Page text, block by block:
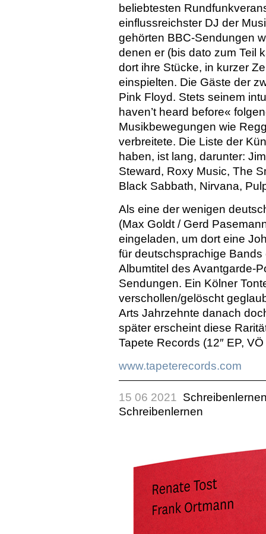
beliebtesten
einflussreichster DJ der
gehörten BBC-Sendungen
denen er (bis dato zum Teil
dort ihre Stücke, in kurzer
einspielten. Die Gäste der
Pink Floyd. Stets seinem
haven’t heard before«
Musikbewegungen wie
verbreitete. Die Liste der
haben, ist lang, darunter:
Steward, Roxy Music, The
Black Sabbath, Nirvana,
Als eine der wenigen
(Max Goldt / Gerd
eingeladen, um dort eine
für deutschsprachige
Albumtitel des Avantgarde-
Sendungen. Ein Kölner
verschollen/gelöscht
Arts Jahrzehnte danach
später erscheint diese
Tapete Records (12″ EP,
www.tapeterecords.com
15 06 2021
Schreibenlernen